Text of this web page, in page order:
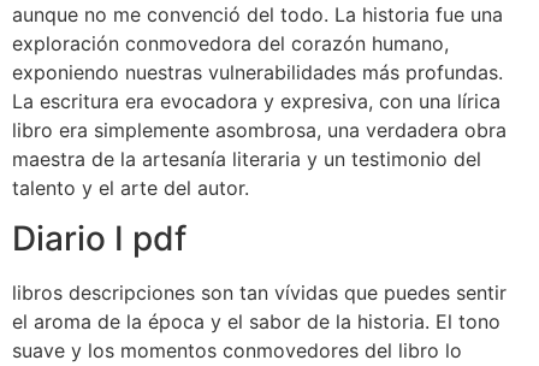
aunque no me convenció del todo. La historia fue una
exploración conmovedora del corazón humano,
exponiendo nuestras vulnerabilidades más profundas.
La escritura era evocadora y expresiva, con una lírica
libro era simplemente asombrosa, una verdadera obra
maestra de la artesanía literaria y un testimonio del
talento y el arte del autor.
Diario I pdf
libros descripciones son tan vívidas que puedes sentir
el aroma de la época y el sabor de la historia. El tono
suave y los momentos conmovedores del libro lo